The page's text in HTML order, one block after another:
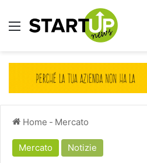
Menu
Home - Mercato
Mercato Notizie